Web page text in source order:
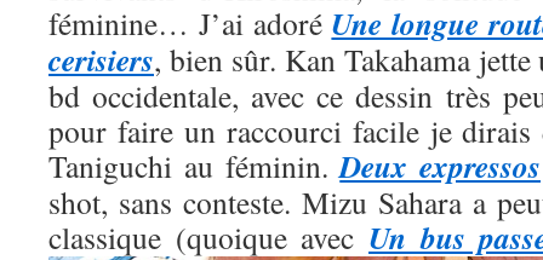
féminine… J’ai adoré Une longue
cerisiers, bien sûr. Kan Takahama
bd occidentale, avec ce dessin très
pour faire un raccourci facile je dirais
Taniguchi au féminin.Deux expressos
shot, sans conteste. Mizu Sahara a
classique (quoique avec Un bus